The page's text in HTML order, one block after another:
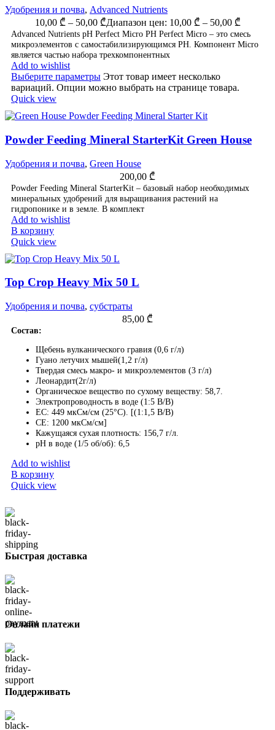
Удобрения и почва, Advanced Nutrients
10,00 ₾ – 50,00 ₾Диапазон цен: 10,00 ₾ – 50,00 ₾
Advanced Nutrients pH Perfect Micro PH Perfect Micro – это смесь
микроэлементов с самостабилизирующимся PH. Компонент Micro
является частью набора трехкомпонентных
Add to wishlist
Выберите параметры Этот товар имеет несколько
вариаций. Опции можно выбрать на странице товара.
Quick view
Powder Feeding Mineral StarterKit Green House
Удобрения и почва, Green House
200,00 ₾
Powder Feeding Mineral StarterKit – базовый набор необходимых
минеральных удобрений для выращивания растений на
гидропонике и в земле. В комплект
Add to wishlist
В корзину
Quick view
Top Crop Heavy Mix 50 L
Удобрения и почва, субстраты
85,00 ₾
Состав:
Щебень вулканического гравия (0,6 г/л)
Гуано летучих мышей(1,2 г/л)
Твердая смесь макро- и микроэлементов (3 г/л)
Леонардит(2г/л)
Органическое вещество по сухому веществу: 58,7.
Электропроводность в воде (1:5 В/В)
EC: 449 мкСм/см (25°C). [(1:1,5 В/В)
CE: 1200 мкСм/см]
Кажущаяся сухая плотность: 156,7 г/л.
pH в воде (1/5 об/об): 6,5
Add to wishlist
В корзину
Quick view
Быстрая доставка
Онлайн платежи
Поддерживать